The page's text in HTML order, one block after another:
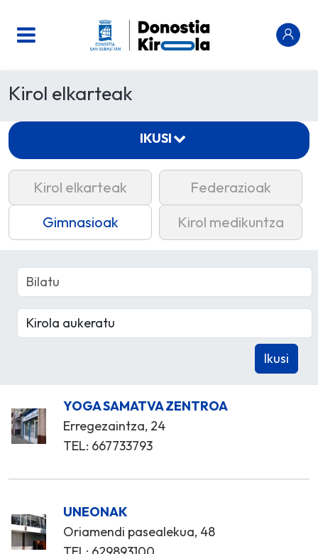
Kirol elkarteak
Kirol elkarteak
Federazioak
Gimnasioak
Kirol medikuntza
YOGA SAMATVA ZENTROA
Erregezaintza, 24
TEL: 667733793
UNEONAK
Oriamendi pasealekua, 48
IKUSI